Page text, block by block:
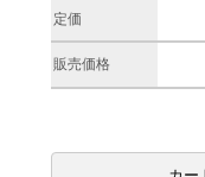
定価
販売価格